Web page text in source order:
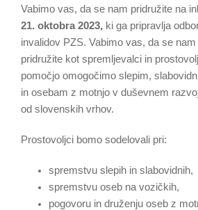
Vabimo vas, da se nam pridružite na
21. oktobra 2023, ki ga pripravlja
invalidov PZS. Vabimo vas, da se nam
pridružite kot spremljevalci in
pomočjo omogočimo slepim,
in osebam z motnjo v duševnem
od slovenskih vrhov.
Prostovoljci bomo sodelovali pri:
spremstvu slepih in slabovidnih,
spremstvu oseb na vozičkih,
pogovoru in druženju oseb z